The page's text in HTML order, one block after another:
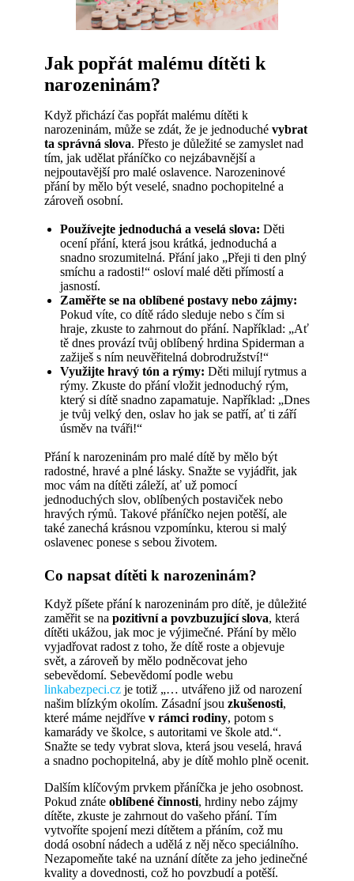
Jak popřát malému dítěti k
narozeninám?
Když přichází čas popřát malému dítěti k
narozeninám, může se zdát, že je jednoduché vybrat
ta správná slova. Přesto je důležité se zamyslet nad
tím, jak udělat přáníčko co nejzábavnější a
nejpoutavější pro malé oslavence. Narozeninové
přání by mělo být veselé, snadno pochopitelné a
zároveň osobní.
Používejte jednoduchá a veselá slova: Děti
ocení přání, která jsou krátká, jednoduchá a
snadno srozumitelná. Přání jako „Přeji ti den plný
smíchu a radosti!“ osloví malé děti přímostí a
jasností.
Zaměřte se na oblíbené postavy nebo zájmy:
Pokud víte, co dítě rádo sleduje nebo s čím si
hraje, zkuste to zahrnout do přání. Například: „Ať
tě dnes provází tvůj oblíbený hrdina Spiderman a
zažiješ s ním neuvěřitelná dobrodružství!“
Využijte hravý tón a rýmy: Děti milují rytmus a
rýmy. Zkuste do přání vložit jednoduchý rým,
který si dítě snadno zapamatuje. Například: „Dnes
je tvůj velký den, oslav ho jak se patří, ať ti září
úsměv na tváři!“
Přání k narozeninám pro malé dítě by mělo být
radostné, hravé a plné lásky. Snažte se vyjádřit, jak
moc vám na dítěti záleží, ať už pomocí
jednoduchých slov, oblíbených postaviček nebo
hravých rýmů. Takové přáníčko nejen potěší, ale
také zanechá krásnou vzpomínku, kterou si malý
oslavenec ponese s sebou životem.
Co napsat dítěti k narozeninám?
Když píšete přání k narozeninám pro dítě, je důležité
zaměřit se na pozitivní a povzbuzující slova, která
dítěti ukážou, jak moc je výjimečné. Přání by mělo
vyjadřovat radost z toho, že dítě roste a objevuje
svět, a zároveň by mělo podněcovat jeho
sebevědomí. Sebevědomí podle webu
linkabezpeci.cz je totiž „… utvářeno již od narození
našim blízkým okolím. Zásadní jsou zkušenosti,
které máme nejdříve v rámci rodiny, potom s
kamarády ve školce, s autoritami ve škole atd.“.
Snažte se tedy vybrat slova, která jsou veselá, hravá
a snadno pochopitelná, aby je dítě mohlo plně ocenit.
Dalším klíčovým prvkem přáníčka je jeho osobnost.
Pokud znáte oblíbené činnosti, hrdiny nebo zájmy
dítěte, zkuste je zahrnout do vašeho přání. Tím
vytvoříte spojení mezi dítětem a přáním, což mu
dodá osobní nádech a udělá z něj něco speciálního.
Nezapomeňte také na uznání dítěte za jeho jedinečné
kvality a dovednosti, což ho povzbudí a potěší.